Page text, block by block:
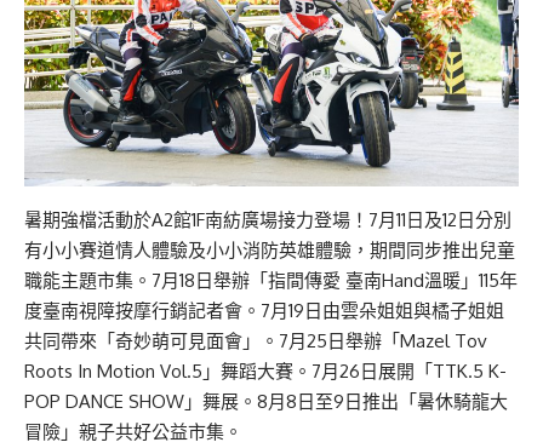
暑期強檔活動於A2館1F南紡廣場接力登場！7月11日及12日分別
有小小賽道情人體驗及小小消防英雄體驗，期間同步推出兒童
職能主題市集。7月18日舉辦「指間傳愛 臺南Hand溫暖」115年
度臺南視障按摩行銷記者會。7月19日由雲朵姐姐與橘子姐姐
共同帶來「奇妙萌可見面會」。7月25日舉辦「Mazel Tov
Roots In Motion Vol.5」舞蹈大賽。7月26日展開「TTK.5 K-
POP DANCE SHOW」舞展。8月8日至9日推出「暑休騎龍大
冒險」親子共好公益市集。